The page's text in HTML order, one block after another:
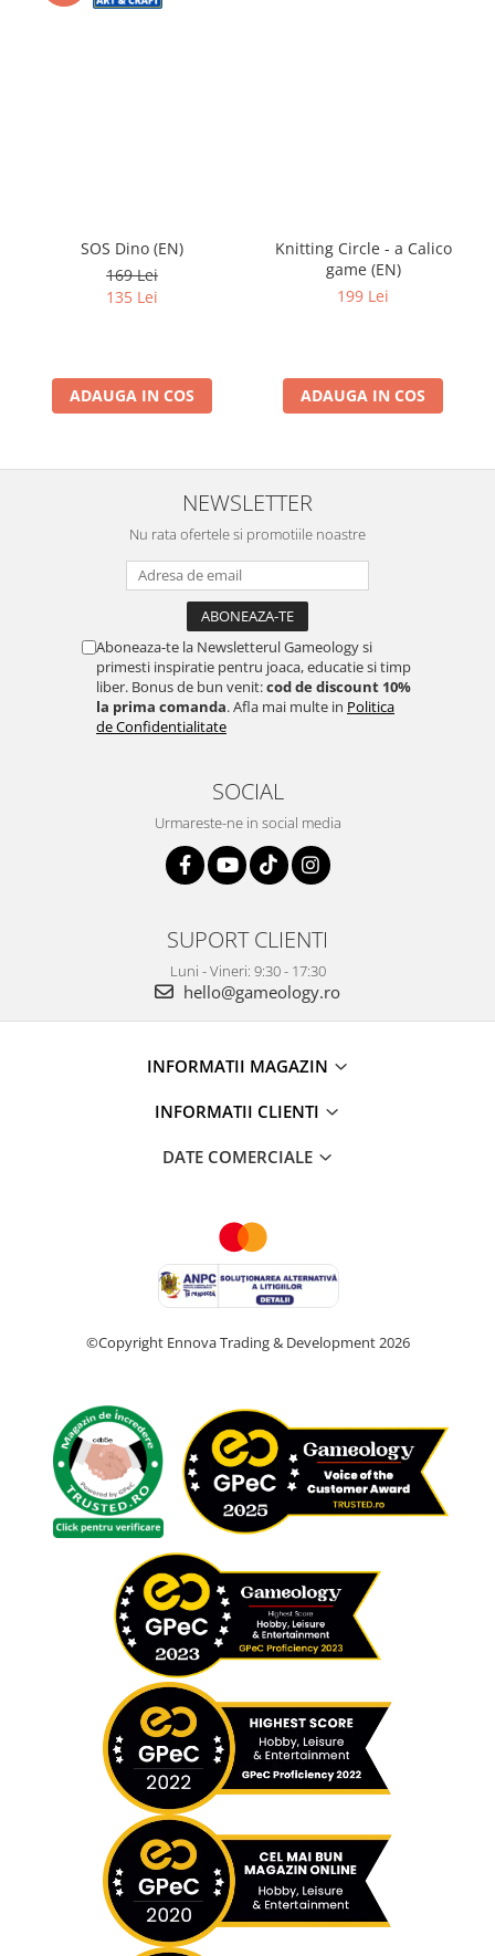
SOS Dino (EN)
169 Lei
135 Lei
ADAUGA IN COS
Knitting Circle - a Calico
game (EN)
199 Lei
ADAUGA IN COS
NEWSLETTER
Nu rata ofertele si promotiile noastre
Aboneaza-te la Newsletterul Gameology si
primesti inspiratie pentru joaca, educatie si timp
liber. Bonus de bun venit:cod de discount 10%
la prima comanda. Afla mai multe in Politica
de Confidentialitate
SOCIAL
Urmareste-ne in social media
SUPORT CLIENTI
Luni - Vineri: 9:30 - 17:30
hello@gameology.ro
INFORMATII MAGAZIN
INFORMATII CLIENTI
DATE COMERCIALE
©Copyright Ennova Trading & Development 2026